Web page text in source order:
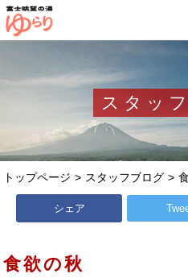
スタッ
トップページ スタッフブログ
シェア
食欲の秋